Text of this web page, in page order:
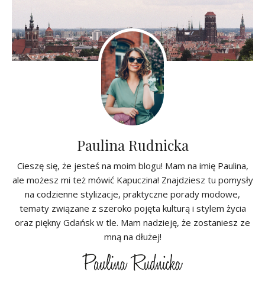
Paulina Rudnicka
Cieszę się, że jesteś na moim blogu! Mam na imię Paulina,
ale możesz mi też mówić Kapuczina! Znajdziesz tu pomysły
na codzienne stylizacje, praktyczne porady modowe,
tematy związane z szeroko pojęta kulturą i stylem życia
oraz piękny Gdańsk w tle. Mam nadzieję, że zostaniesz ze
mną na dłużej!